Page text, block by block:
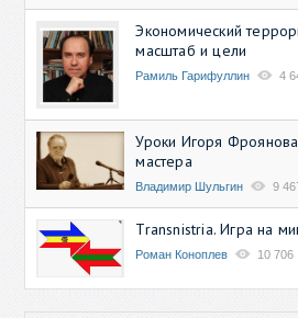
Экономический
масштаб и цели
Рамиль Гарифуллин 4
Уроки Игоря
мастера
Владимир Шульгин 9
Transnistria. Игра на
Роман Коноплев 10 706